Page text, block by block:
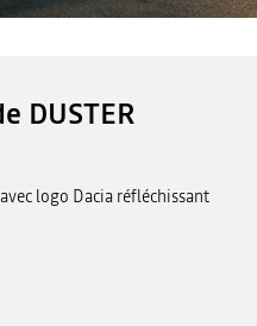
DUSTER
logo Dacia réfléchissant